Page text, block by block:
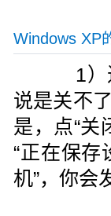
Windows XP
1）近
说是关不
是，点“关
“正在保存
机”，你会